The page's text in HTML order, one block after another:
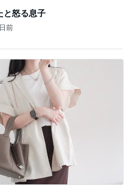
と怒る息子
前